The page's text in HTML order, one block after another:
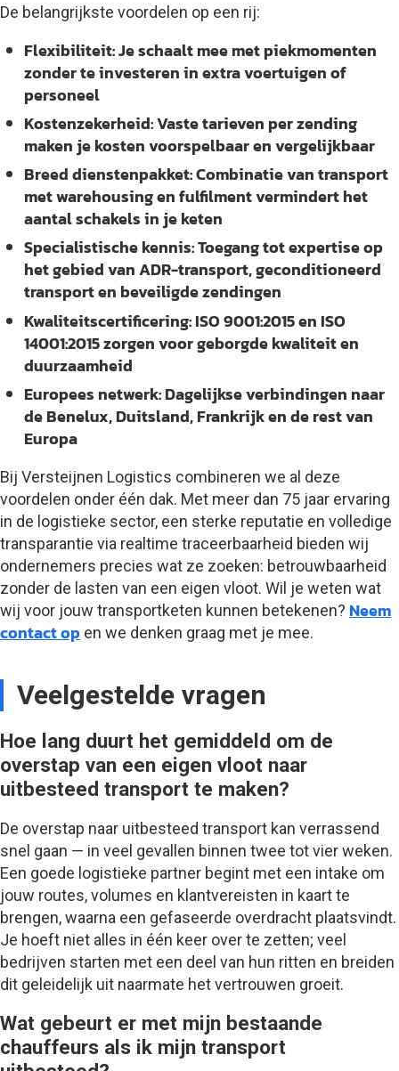
De belangrijkste voordelen op een rij:
Flexibiliteit:Je schaalt mee met piekmomenten
zonder te investeren in extra voertuigen of
personeel
Kostenzekerheid:Vaste tarieven per zending
maken je kosten voorspelbaar en vergelijkbaar
Breed dienstenpakket:Combinatie van transport
met warehousing en fulfilment vermindert het
aantal schakels in je keten
Specialistische kennis:Toegang tot expertise op
het gebied van ADR-transport, geconditioneerd
transport en beveiligde zendingen
Kwaliteitscertificering:ISO 9001:2015 en ISO
14001:2015 zorgen voor geborgde kwaliteit en
duurzaamheid
Europees netwerk:Dagelijkse verbindingen naar
de Benelux, Duitsland, Frankrijk en de rest van
Europa
Bij Versteijnen Logistics combineren we al deze
voordelen onder één dak. Met meer dan 75 jaar ervaring
in de logistieke sector, een sterke reputatie en volledige
transparantie via realtime traceerbaarheid bieden wij
ondernemers precies wat ze zoeken: betrouwbaarheid
zonder de lasten van een eigen vloot. Wil je weten wat
wij voor jouw transportketen kunnen betekenen? Neem
contact op en we denken graag met je mee.
Veelgestelde vragen
Hoe lang duurt het gemiddeld om de
overstap van een eigen vloot naar
uitbesteed transport te maken?
De overstap naar uitbesteed transport kan verrassend
snel gaan — in veel gevallen binnen twee tot vier weken.
Een goede logistieke partner begint met een intake om
jouw routes, volumes en klantvereisten in kaart te
brengen, waarna een gefaseerde overdracht plaatsvindt.
Je hoeft niet alles in één keer over te zetten; veel
bedrijven starten met een deel van hun ritten en breiden
dit geleidelijk uit naarmate het vertrouwen groeit.
Wat gebeurt er met mijn bestaande
chauffeurs als ik mijn transport